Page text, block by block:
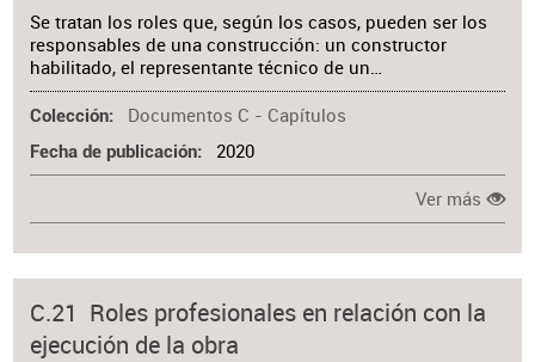
Se tratan los roles que, según los casos, pueden ser los
responsables de una construcción: un constructor
habilitado, el representante técnico de un…
Colección Documentos C - Capítulos
Fecha de publicación 2020
Ver más
C.21 Roles profesionales en relación con la
ejecución de la obra